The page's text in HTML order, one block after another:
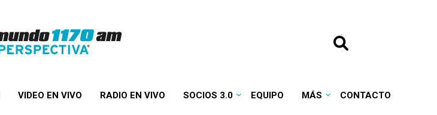
VIDEO EN VIVO RADIO EN VIVO SOCIOS 3.0 EQUIPO MÁS CONTACTO